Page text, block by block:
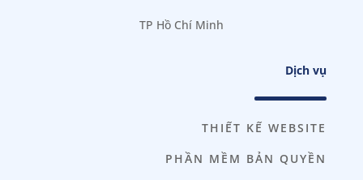
TP Hồ Chí Minh
Dịch vụ
THIẾT KẾ WEBSITE
PHẦN MỀM BẢN QUYỀN